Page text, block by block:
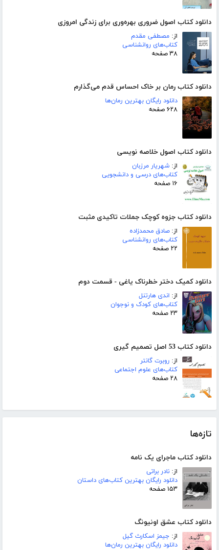
دانلود کتاب اصول ضروری بهره‌وری برای زندگی امروزی
از: مصطفی مقدم
کتاب‌های روانشناسی
۳۸ صفحه
دانلود کتاب رمان بر خاک احساس قدم می‌گذارم
دانلود رایگان بهترین رمان‌ها
۶۲۸ صفحه
دانلود کتاب اصول خلاصه نویسی
از: شهریار مرزبان
کتاب‌های درسی و دانشجویی
۱۶ صفحه
دانلود کتاب جزوه کوچک جملات تاکیدی مثبت
از: صادق محمدزاده
کتاب‌های روانشناسی
۲۲ صفحه
دانلود کمیک دختر خطرناک یاغی - قسمت دوم
از: اندی هارتنل
کتاب‌های کودک و نوجوان
۲۳ صفحه
دانلود کتاب 53 اصل تصمیم گیری
از: روبرت گانتر
کتاب‌های علوم اجتماعی
۲۸ صفحه
تازه‌ها
دانلود کتاب ماجرای یک نامه
از: نادر براتی
دانلود رایگان بهترین کتاب‌های داستان
۱۵۳ صفحه
دانلود کتاب عشق اونیونگ
از: جیمز اسکارث گیل
دانلود رایگان بهترین رمان‌ها